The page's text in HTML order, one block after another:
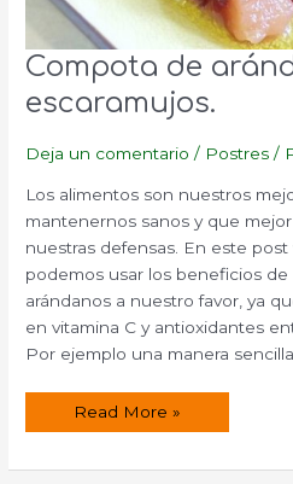
Compota de
escaramujos.
Deja un comentario / Postres /
Los alimentos son nuestros
mantenernos sanos y que
nuestras defensas. En este
podemos usar los beneficios de
arándanos a nuestro favor, ya
en vitamina C y antioxidantes
Por ejemplo una manera
Compota
escaramujos.
Read More »